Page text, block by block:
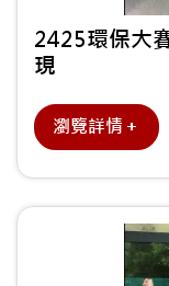
2425環保大
現
瀏覽詳情＋